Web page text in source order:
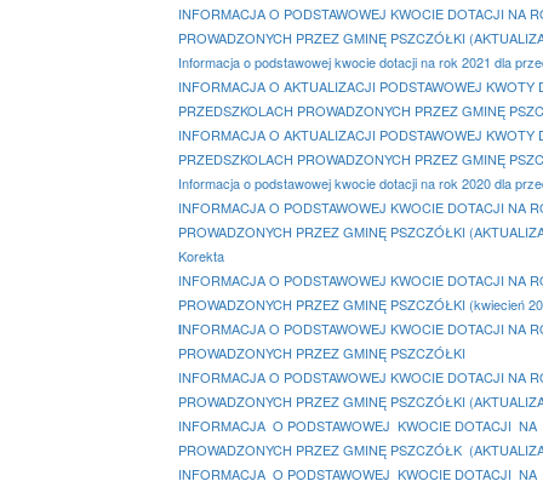
INFORMACJA O PODSTAWOWEJ KWOCIE DOTACJI NA
PROWADZONYCH PRZEZ GMINĘ PSZCZÓŁKI
Informacja o podstawowej kwocie dotacji na rok 2021 dla
INFORMACJA O AKTUALIZACJI PODSTAWOWEJ
PRZEDSZKOLACH PROWADZONYCH PRZEZ GMINĘ
INFORMACJA O AKTUALIZACJI PODSTAWOWEJ
PRZEDSZKOLACH PROWADZONYCH PRZEZ GMINĘ
Informacja o podstawowej kwocie dotacji na rok 2020 dla
INFORMACJA O PODSTAWOWEJ KWOCIE DOTACJI NA
PROWADZONYCH PRZEZ GMINĘ PSZCZÓŁKI
Korekta
INFORMACJA O PODSTAWOWEJ KWOCIE DOTACJI NA
PROWADZONYCH PRZEZ GMINĘ PSZCZÓŁKI (kwiecień
INFORMACJA O PODSTAWOWEJ KWOCIE DOTACJI NA
PROWADZONYCH PRZEZ GMINĘ PSZCZÓŁKI
INFORMACJA O PODSTAWOWEJ KWOCIE DOTACJI NA
PROWADZONYCH PRZEZ GMINĘ PSZCZÓŁKI
INFORMACJA O PODSTAWOWEJ KWOCIE DOTACJI
PROWADZONYCH PRZEZ GMINĘ PSZCZÓŁK
INFORMACJA O PODSTAWOWEJ KWOCIE DOTACJI